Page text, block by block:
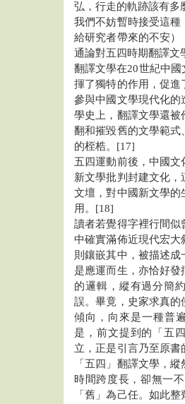
弘，行走的軌跡該有多
我們不妨暫時接受這
給研究者帶來的不安）
通論對五四時期翻譯文
翻譯文學在20世紀中
揮了獨特的作用，促進
參與中國文學現代化的
學史上，翻譯文學還被
翻和摧毀舊的文學範
的桎梏。[17]
五四運動前後，中國
新文學批判封建文化
文壇，對中國新文學
用。[18]
讀者若覺得字裡行間似
中確實滿佈近現代宏
則鑲嵌其中，被描述
是應運而生，亦恰好
的邏輯，縱有過分簡
誤。畢竟，史家求真的
傾向，向來是一種普
是，前文提到的「五
立，正是引言乃至原
「五四」翻譯文學，
時間跨度長，卻無一
「舊」為己任。如此